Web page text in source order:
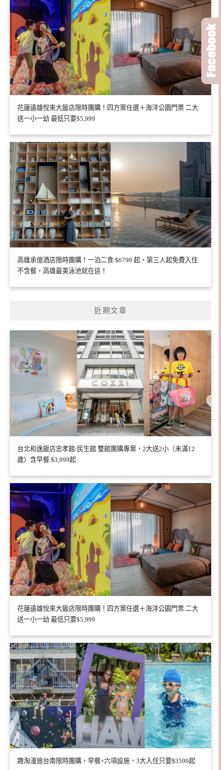
花蓮遠雄悅來大飯店限時團購！四方案任選＋海洋公園門票 二大
送一小一幼 最低只要$5,999
高雄承億酒店限時團購！一泊二食 $6799 起，第三人起免費入住
不含餐，高雄最美泳池就在這！
近期文章
台北和逸飯店忠孝館/民生館 雙館團購專案，2大送2小（未滿12
歲）含早餐 $3,999起
花蓮遠雄悅來大飯店限時團購！四方案任選＋海洋公園門票 二大
送一小一幼 最低只要$5,999
趣淘漫旅台南限時團購，早餐+六項設施，3大入住只要$3599起